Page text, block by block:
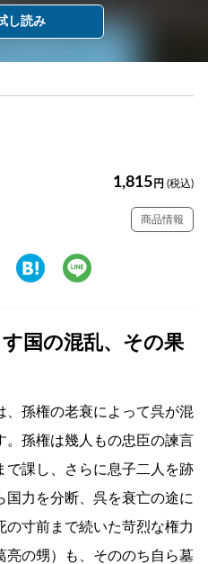
し読み
1,815 円 (税込)
商品情報
国の混乱、その果
、孫権の老衰によって呉が混
。孫権は幾人もの忠臣の諫言
で課し、さらに息子二人を跡
力を分断、呉を衰亡の途に
寸前まで続いた苛烈な権力
亮の甥）も、そののち自ら墓